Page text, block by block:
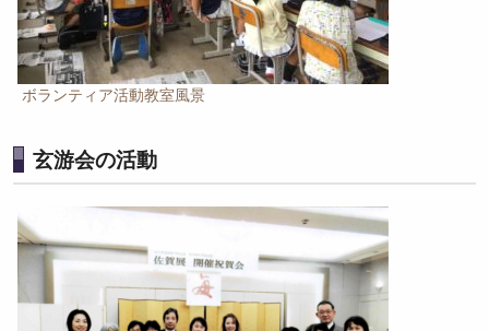
ボランティア活動教室風景
玄游会の活動